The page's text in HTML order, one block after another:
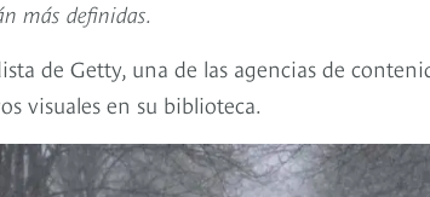
más definidas.
de Getty, una de las agencias de
visuales en su biblioteca.